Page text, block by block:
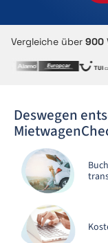
Vergleiche über 900
Deswegen